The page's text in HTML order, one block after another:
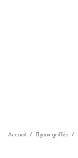
Accueil Bijoux griffés